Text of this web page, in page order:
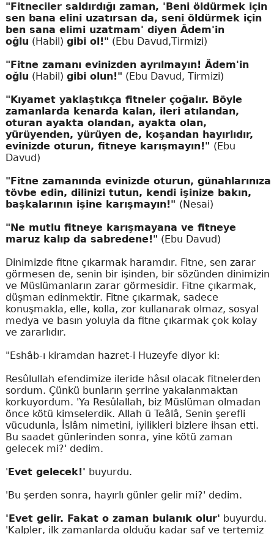
"Fitneciler saldırdığı zaman, 'Beni öldürmek için
sen bana elini uzatırsan da, seni öldürmek için
ben sana elimi uzatmam' diyen Âdem'in
oğlu (Habil) gibi ol!" (Ebu Davud,Tirmizi)
"Fitne zamanı evinizden ayrılmayın! Âdem'in
oğlu (Habil) gibi olun!" (Ebu Davud, Tirmizi)
"Kıyamet yaklaştıkça fitneler çoğalır. Böyle
zamanlarda kenarda kalan, ileri atılandan,
oturan ayakta olandan, ayakta olan,
yürüyenden, yürüyen de, koşandan hayırlıdır,
evinizde oturun, fitneye karışmayın!" (Ebu
Davud)
"Fitne zamanında evinizde oturun, günahlarınıza
tövbe edin, dilinizi tutun, kendi işinize bakın,
başkalarının işine karışmayın!" (Nesai)
"Ne mutlu fitneye karışmayana ve fitneye
maruz kalıp da sabredene!" (Ebu Davud)
Dinimizde fitne çıkarmak haramdır. Fitne, sen zarar
görmesen de, senin bir işinden, bir sözünden dinimizin
ve Müslümanların zarar görmesidir. Fitne çıkarmak,
düşman edinmektir. Fitne çıkarmak, sadece
konuşmakla, elle, kolla, zor kullanarak olmaz, sosyal
medya ve basın yoluyla da fitne çıkarmak çok kolay
ve zararlıdır.
"Eshâb-ı kiramdan hazret-i Huzeyfe diyor ki:
Resûlullah efendimize ileride hâsıl olacak fitnelerden
sordum. Çünkü bunların şerrine yakalanmaktan
korkuyordum. 'Ya Resûlallah, biz Müslüman olmadan
önce kötü kimselerdik. Allah ü Teâlâ, Senin şerefli
vücudunla, İslâm nimetini, iyilikleri bizlere ihsan etti.
Bu saadet günlerinden sonra, yine kötü zaman
gelecek mi?' dedim.
'Evet gelecek!' buyurdu.
'Bu şerden sonra, hayırlı günler gelir mi?' dedim.
'Evet gelir. Fakat o zaman bulanık olur' buyurdu.
'Kalpler, ilk zamanlarda olduğu kadar saf ve tertemiz